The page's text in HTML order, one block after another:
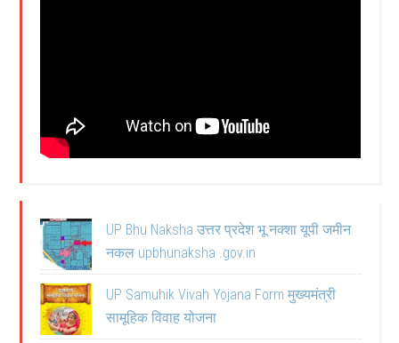
UP Bhu Naksha उत्तर प्रदेश भू नक्शा यूपी जमीन
नकल upbhunaksha .gov.in
UP Samuhik Vivah Yojana Form मुख्यमंत्री
सामूहिक विवाह योजना